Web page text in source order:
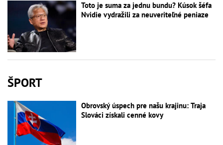
Toto je suma za jednu bundu? Kúsok šéfa
Nvidie vydražili za neuveriteľné peniaze
ŠPORT
Obrovský úspech pre našu krajinu: Traja
Slováci získali cenné kovy